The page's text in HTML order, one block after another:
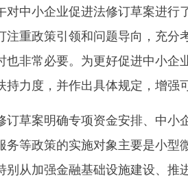
对中小企业促进法修订草案进
注重政策引领和问题导向，充
也非常必要。为更好促进中小企
持力度，并作出具体规定，增强
草案明确专项资金安排、中小企
务等政策的实施对象主要是小型
别从加强金融基础设施建设、推